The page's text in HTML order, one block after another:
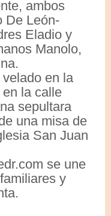
ambos
De León-
Eladio y
Manolo,
en la
la calle
sepultara
una misa de
San Juan
se une
y